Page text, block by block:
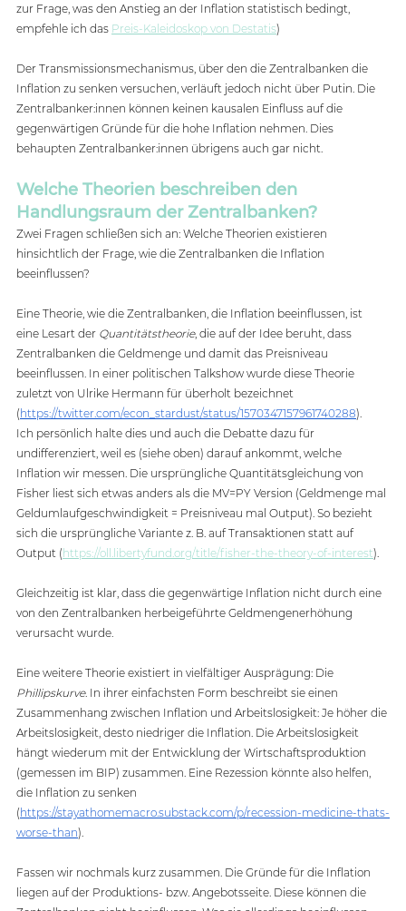
zur Frage, was den Anstieg an der Inflation statistisch bedingt,
empfehle ich das Preis-Kaleidoskop von Destatis)
Der Transmissionsmechanismus, über den die Zentralbanken die
Inflation zu senken versuchen, verläuft jedoch nicht über Putin. Die
Zentralbanker:innen können keinen kausalen Einfluss auf die
gegenwärtigen Gründe für die hohe Inflation nehmen. Dies
behaupten Zentralbanker:innen übrigens auch gar nicht.
Welche Theorien beschreiben den
Handlungsraum der Zentralbanken?
Zwei Fragen schließen sich an: Welche Theorien existieren
hinsichtlich der Frage, wie die Zentralbanken die Inflation
beeinflussen?
Eine Theorie, wie die Zentralbanken, die Inflation beeinflussen, ist
eine Lesart der Quantitätstheorie, die auf der Idee beruht, dass
Zentralbanken die Geldmenge und damit das Preisniveau
beeinflussen. In einer politischen Talkshow wurde diese Theorie
zuletzt von Ulrike Hermann für überholt bezeichnet
( https://twitter.com/econ_stardust/status/1570347157961740288).
Ich persönlich halte dies und auch die Debatte dazu für
undifferenziert, weil es (siehe oben) darauf ankommt, welche
Inflation wir messen. Die ursprüngliche Quantitätsgleichung von
Fisher liest sich etwas anders als die MV=PY Version (Geldmenge mal
Geldumlaufgeschwindigkeit = Preisniveau mal Output). So bezieht
sich die ursprüngliche Variante z. B. auf Transaktionen statt auf
Output ( https://oll.libertyfund.org/title/fisher-the-theory-of-interest).
Gleichzeitig ist klar, dass die gegenwärtige Inflation nicht durch eine
von den Zentralbanken herbeigeführte Geldmengenerhöhung
verursacht wurde.
Eine weitere Theorie existiert in vielfältiger Ausprägung: Die
Phillipskurve. In ihrer einfachsten Form beschreibt sie einen
Zusammenhang zwischen Inflation und Arbeitslosigkeit: Je höher die
Arbeitslosigkeit, desto niedriger die Inflation. Die Arbeitslosigkeit
hängt wiederum mit der Entwicklung der Wirtschaftsproduktion
(gemessen im BIP) zusammen. Eine Rezession könnte also helfen,
die Inflation zu senken
( https://stayathomemacro.substack.com/p/recession-medicine-thats-
worse-than).
Fassen wir nochmals kurz zusammen. Die Gründe für die Inflation
liegen auf der Produktions- bzw. Angebotsseite. Diese können die